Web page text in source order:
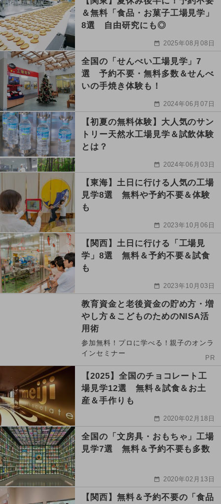
＆無料「食品・お菓子工場見学」
8選 自由研究にも◎
2025年08月08日
全国の「せんべい工場見学」7
選 予約不要・無料多数＆せんべ
いの手焼き体験も！
2024年06月07日
【初夏の無料体験】大人気のサン
トリー天然水工場見学＆試飲体験
とは？
2024年06月03日
【東海】土日に行ける人気の工場
見学8選 無料や予約不要＆体験
も
2023年10月06日
【関西】土日に行ける「工場見
学」8選 無料＆予約不要＆試食
も
2023年10月03日
教育資金と老後資金の貯め方・増
やし方＆こどものためのNISA活
用術
参加無料！プロに学べる！親子のオンラ
インセミナー
PR
【2025】全国のチョコレート工
場見学12選 無料＆試食＆お土
産＆手作りも
2020年02月18日
全国の「文房具・おもちゃ」工場
見学7選 無料＆予約不要も多数
2020年02月13日
【関西】無料＆予約不要の「食品